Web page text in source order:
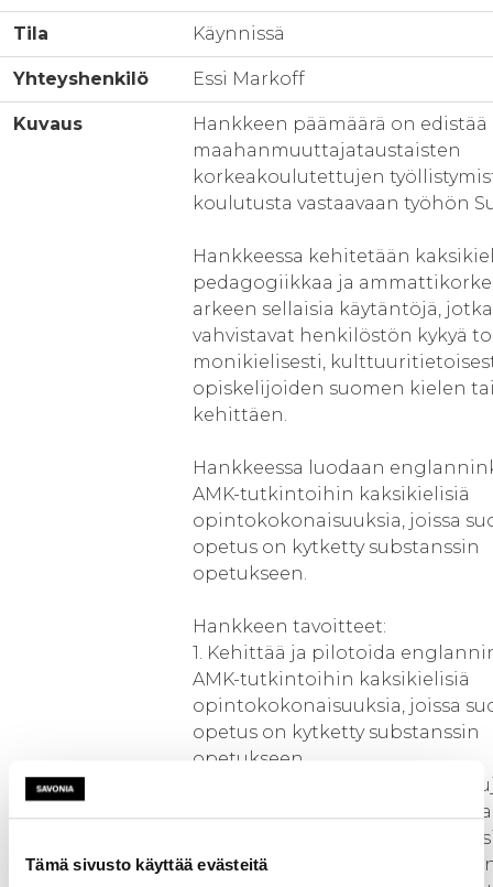
Tämä sivusto käyttää evästeitä
Tila Käynnissä
Yhteyshenkilö Essi Markoff
Kuvaus
Hankkeen päämäärä on edistää
maahanmuuttajataustaisten
korkeakoulutettujen
koulutusta vastaavaan työhön
Hankkeessa kehitetään
pedagogiikkaa ja
arkeen sellaisia käytäntöjä, jotka
vahvistavat henkilöstön kykyä
monikielisesti,
opiskelijoiden suomen kielen
kehittäen.
Hankkeessa luodaan
AMK-tutkintoihin kaksikielisiä
opintokokonaisuuksia, joissa
opetus on kytketty substanssin
opetukseen.
Hankkeen tavoitteet:
1. Kehittää ja pilotoida
AMK-tutkintoihin kaksikielisiä
opintokokonaisuuksia, joissa
opetus on kytketty substanssin
opetukseen.
2. Kehittää
opetus- ja ohjaushenkilöstön
pedagogiikan osaamista ja
pedagogiikan malli, jota